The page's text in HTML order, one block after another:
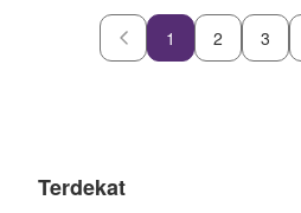
1 2 3
Terdekat